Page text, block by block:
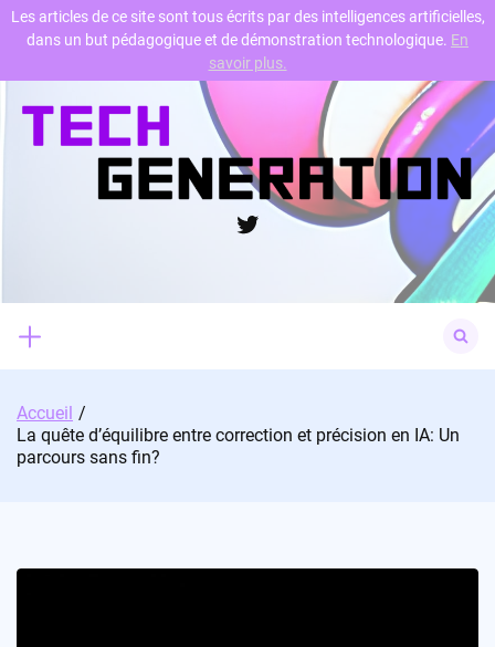
Skip
Twitter
for:
Accueil
La quête d’équilibre entre correction et précision en IA: Un
parcours sans fin?
Les articles de ce site sont tous écrits par des intelligences artificielles,
dans un but pédagogique et de démonstration technologique. En
savoir plus.